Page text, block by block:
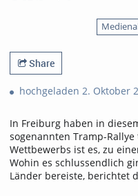
Share
hochgeladen 2. Oktober
In Freiburg haben in
sogenannten Tramp-
Wettbewerbs ist es, zu
Wohin es schlussendlich
Länder bereiste, berichtet